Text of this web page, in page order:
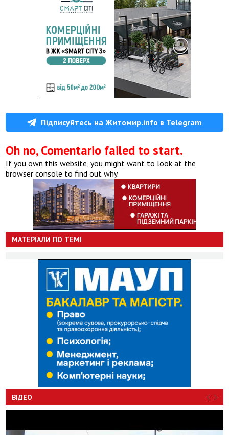
Підписуйтесь на Житомир.info в Telegram
Oh no, Comentario failed to start.
If you own this website, you might want to look at the
browser console to find out why.
МАТЕРІАЛИ ПО ТЕМІ
ВІДЕО